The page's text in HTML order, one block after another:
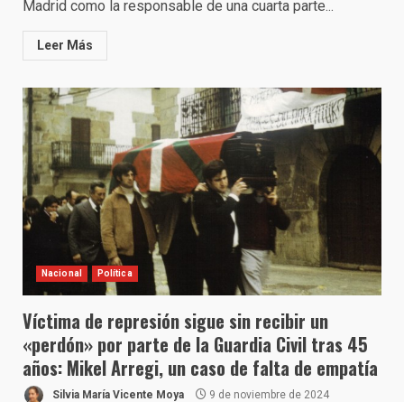
Madrid como la responsable de una cuarta parte...
Leer Más
Nacional Política
Víctima de represión sigue sin recibir un
«perdón» por parte de la Guardia Civil tras 45
años: Mikel Arregi, un caso de falta de empatía
Silvia María Vicente Moya 9 de noviembre de 2024